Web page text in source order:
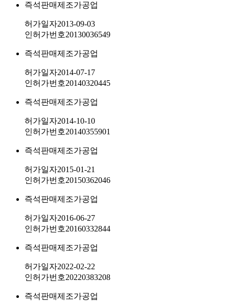
즉석판매제조가공업
허가일자2013-09-03
인허가번호20130036549
즉석판매제조가공업
허가일자2014-07-17
인허가번호20140320445
즉석판매제조가공업
허가일자2014-10-10
인허가번호20140355901
즉석판매제조가공업
허가일자2015-01-21
인허가번호20150362046
즉석판매제조가공업
허가일자2016-06-27
인허가번호20160332844
즉석판매제조가공업
허가일자2022-02-22
인허가번호20220383208
즉석판매제조가공업